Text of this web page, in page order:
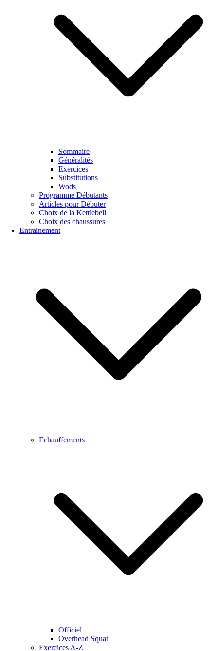
Sommaire
Généralités
Exercices
Substitutions
Wods
Programme Débutants
Articles pour Débuter
Choix de la Kettlebell
Choix des chaussures
Entrainement
Echauffements
Officiel
Overhead Squat
Exercices A-Z